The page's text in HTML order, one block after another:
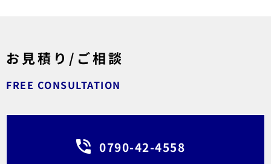
お見積り/ご相談
FREE CONSULTATION
0790-42-4558